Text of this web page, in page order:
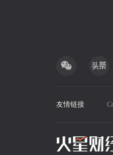
友情链接